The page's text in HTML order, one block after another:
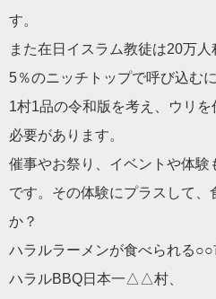
す。
また在日イスラム教徒は20万人
5％のニッチトップで呼び込む
1村1品の令和版を考え、ウリ
必要があります。
催事やお祭り、イベントや体験
です。その体験にプラスして
か？
ハラルラーメンが食べられる○○
ハラルBBQ日本一△△村、